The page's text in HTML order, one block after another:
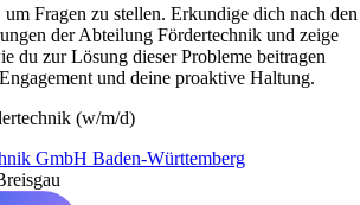
Fragen zu stellen. Erkundige dich nach den
der Abteilung Fördertechnik und zeige
du zur Lösung dieser Probleme beitragen
und deine proaktive Haltung.
(w/m/d)
GmbH Baden-Württemberg